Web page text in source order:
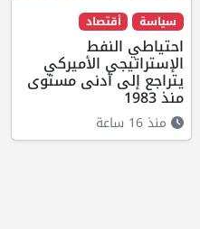
سياسة أقتصاد
احتياطي النفط
الإستراتيجي الأميركي
يتراجع إلى أدنى مستوى
منذ 1983
منذ 16 ساعة